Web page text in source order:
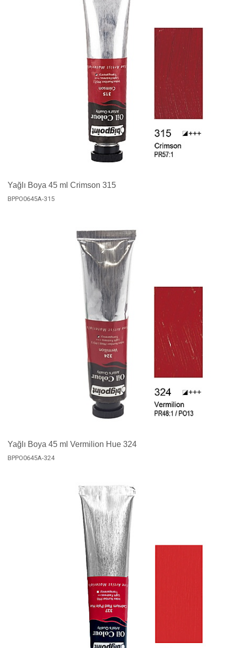
Yağlı Boya 45 ml Crimson 315
BPPO0645A-315
Yağlı Boya 45 ml Vermilion Hue 324
BPPO0645A-324